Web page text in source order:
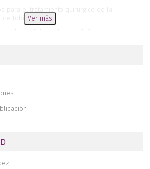
para el tratamiento quirúrgico de la
de tobillo
de codo con defecto
A propósito de un caso
Ver más